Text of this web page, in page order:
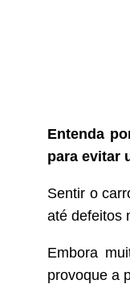
Entenda
para evitar
Sentir o
até defeitos
Embora
provoque a